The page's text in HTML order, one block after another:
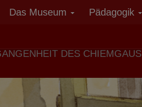
Das Museum Pädagogik
DES CHIEMGAUS